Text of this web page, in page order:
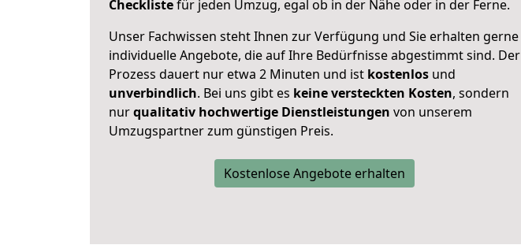
Checklistefür jeden Umzug, egal ob in der Nähe oder in der Ferne.
Unser Fachwissen steht Ihnen zur Verfügung und Sie erhalten gerne
individuelle Angebote, die auf Ihre Bedürfnisse abgestimmt sind. Der
Prozess dauert nur etwa 2 Minuten und ist kostenlos und
unverbindlich. Bei uns gibt es keine versteckten Kosten, sondern
nurqualitativ hochwertige Dienstleistungen von unserem
Umzugspartner zum günstigen Preis.
Kostenlose Angebote erhalten